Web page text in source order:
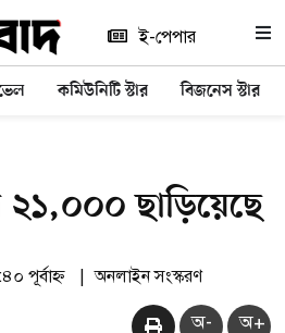
ই-পেপার
কমিউনিটি স্টার বিজনেস স্টার
২১,০০০ ছাড়িয়েছে
পূর্বাহ্ন অনলাইন সংস্করণ
অ- অ+